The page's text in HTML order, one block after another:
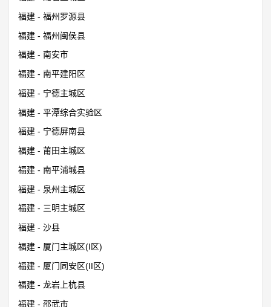
福建 - 福州罗源县
福建 - 福州闽侯县
福建 - 南安市
福建 - 南平建阳区
福建 - 宁德主城区
福建 - 平潭综合实验区
福建 - 宁德屏南县
福建 - 莆田主城区
福建 - 南平浦城县
福建 - 泉州主城区
福建 - 三明主城区
福建 - 沙县
福建 - 厦门主城区(I区)
福建 - 厦门同安区(II区)
福建 - 龙岩上杭县
福建 - 邵武市